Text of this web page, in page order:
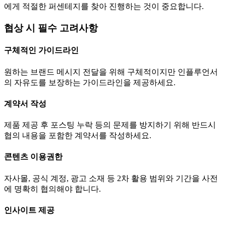
에게 적절한 퍼센테지를 찾아 진행하는 것이 중요합니다.
협상 시 필수 고려사항
구체적인 가이드라인
원하는 브랜드 메시지 전달을 위해 구체적이지만 인플루언서
의 자유도를 보장하는 가이드라인을 제공하세요.
계약서 작성
제품 제공 후 포스팅 누락 등의 문제를 방지하기 위해 반드시
협의 내용을 포함한 계약서를 작성하세요.
콘텐츠 이용권한
자사몰, 공식 계정, 광고 소재 등 2차 활용 범위와 기간을 사전
에 명확히 협의해야 합니다.
인사이트 제공